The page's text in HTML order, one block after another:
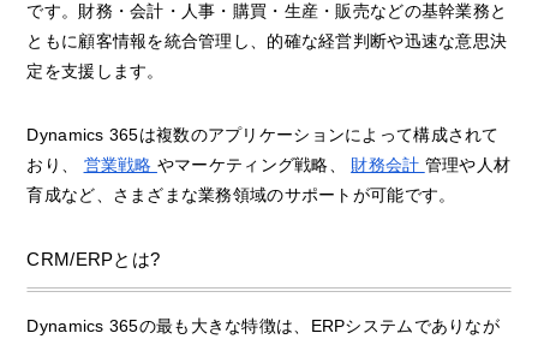
です。財務・会計・人事・購買・生産・販売などの基幹業務と
ともに顧客情報を統合管理し、的確な経営判断や迅速な意思決
定を支援します。
Dynamics 365は複数のアプリケーションによって構成されて
おり、 営業戦略 やマーケティング戦略、 財務会計 管理や人材
育成など、さまざまな業務領域のサポートが可能です。
CRM/ERPとは?
Dynamics 365の最も大きな特徴は、ERPシステムでありなが